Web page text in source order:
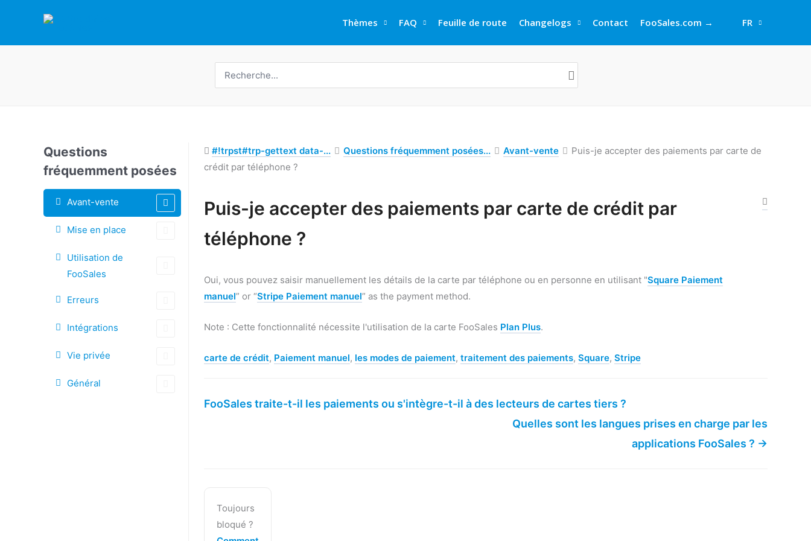
Thèmes FAQ Feuille de route Changelogs Contact FooSales.com → FR
de
:
Questions
fréquemment posées
Avant-vente
Mise en place
Utilisation de
FooSales
Erreurs
Intégrations
Vie privée
Général
#!trpst#trp-gettext data-... Questions fréquemment posées... Avant-vente
Puis-je accepter des paiements par carte de
crédit par téléphone ?
Puis-je accepter des paiements par carte de crédit par
téléphone ?
Oui, vous pouvez saisir manuellement les détails de la carte par téléphone ou en personne en utilisant "Square Paiement
manuel” or “Stripe Paiement manuel” as the payment method.
Note : Cette fonctionnalité nécessite l'utilisation de la carte FooSales Plan Plus.
Étiquettes
carte de crédit, Paiement manuel, les modes de paiement, traitement des paiements, Square, Stripe
navigation
FooSales traite-t-il les paiements ou s'intègre-t-il à des lecteurs de cartes tiers ?
Quelles sont les langues prises en charge par les
applications FooSales ? →
Toujours
bloqué ?